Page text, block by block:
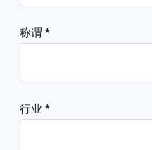
称谓
行业 *